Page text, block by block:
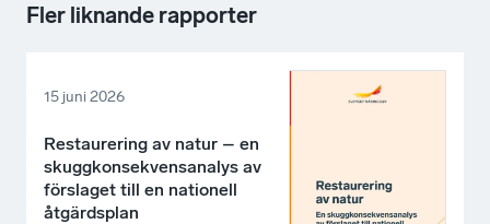
Fler liknande rapporter
15 juni 2026
Restaurering av natur – en
skuggkonsekvensanalys av
förslaget till en nationell
åtgärdsplan